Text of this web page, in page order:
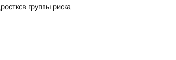
группы риска